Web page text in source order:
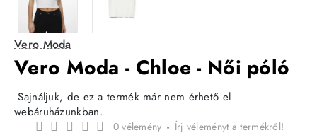
Vero Moda
Vero Moda - Chloe - Női póló
Sajnáljuk, de ez a termék már nem érhető el
webáruházunkban.
0 vélemény - Írj véleményt a termékről!